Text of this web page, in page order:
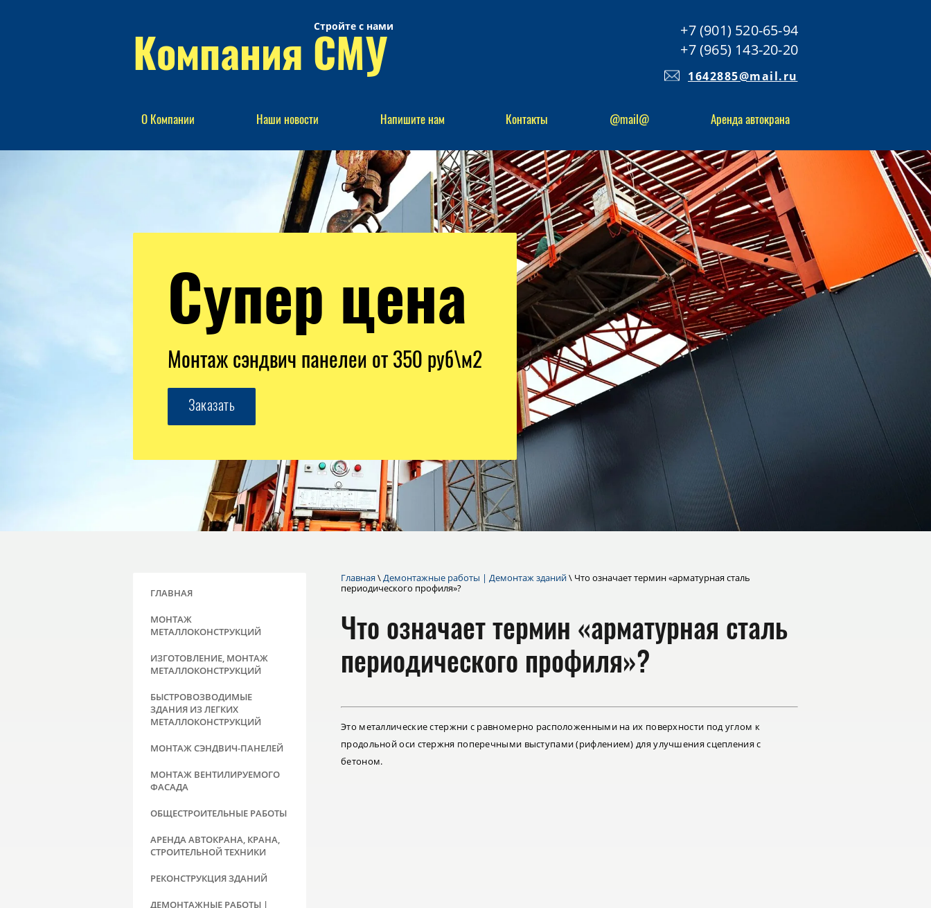
Стройте с нами
Компания СМУ
+7 (901) 520-65-94
+7 (965) 143-20-20
1642885@mail.ru
О Компании Наши новости Напишите нам Контакты @mail@ Аренда автокрана
Супер цена
Монтаж сэндвич панелей от 350 руб\м2
Заказать
ГЛАВНАЯ
МОНТАЖ
МЕТАЛЛОКОНСТРУКЦИЙ
ИЗГОТОВЛЕНИЕ, МОНТАЖ
МЕТАЛЛОКОНСТРУКЦИЙ
БЫСТРОВОЗВОДИМЫЕ
ЗДАНИЯ ИЗ ЛЕГКИХ
МЕТАЛЛОКОНСТРУКЦИЙ
МОНТАЖ СЭНДВИЧ-ПАНЕЛЕЙ
МОНТАЖ ВЕНТИЛИРУЕМОГО
ФАСАДА
ОБЩЕСТРОИТЕЛЬНЫЕ РАБОТЫ
АРЕНДА АВТОКРАНА, КРАНА,
СТРОИТЕЛЬНОЙ ТЕХНИКИ
РЕКОНСТРУКЦИЯ ЗДАНИЙ
ДЕМОНТАЖНЫЕ РАБОТЫ |
Главная \Демонтажные работы | Демонтаж зданий\ Что означает термин «арматурная сталь
периодического профиля»?
Что означает термин «арматурная сталь
периодического профиля»?
Это металлические стержни с равномерно расположенными на их поверхности под углом к
продольной оси стержня поперечными выступами (рифлением) для улучшения сцепления с
бетоном.